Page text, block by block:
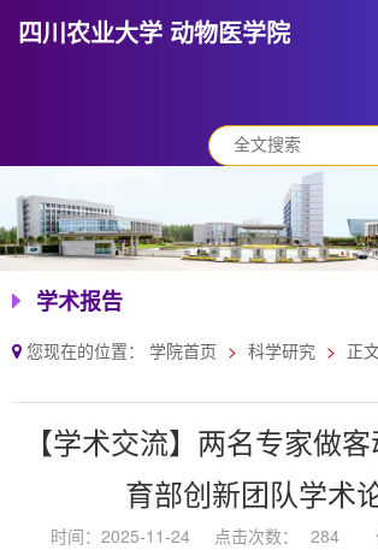
四川农业大学 动物医学院
学术报告
您现在的位置： 学院首页 科学研究 正
【学术交流】两名专家做
育部创新团队学术
时间：2025-11-24 点击次数： 284